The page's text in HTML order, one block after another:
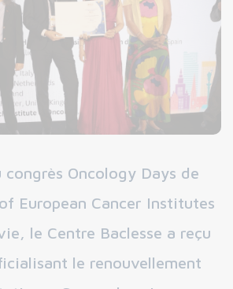
congrès Oncology Days de
European Cancer Institutes
le Centre Baclesse a reçu
le renouvellement